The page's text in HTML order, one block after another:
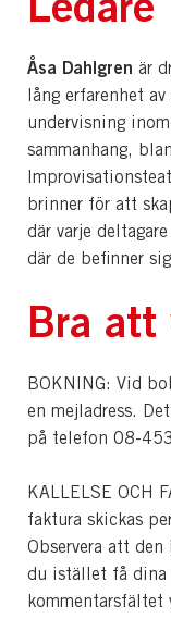
Åsa Dahlgren är
lång erfarenhet
undervisning
sammanhang,
brinner för att
där varje
där de befinner
Bra att
BOKNING: Vid
en mejladress.
på telefon 08-
KALLELSE OCH
faktura skickas
Observera att
du istället få dina
kommentarsfältet